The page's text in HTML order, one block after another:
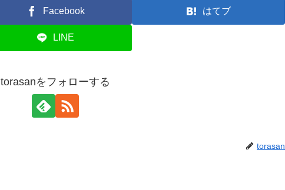
Facebook はてブ
LINE
torasanをフォローする
torasan